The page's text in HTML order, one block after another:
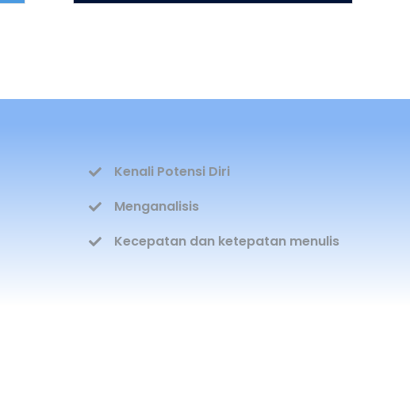
Kenali Potensi Diri
Menganalisis
Kecepatan dan ketepatan menulis